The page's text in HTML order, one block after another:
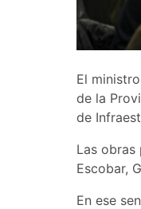
El
de la
de
Las obras
Escobar,
En ese